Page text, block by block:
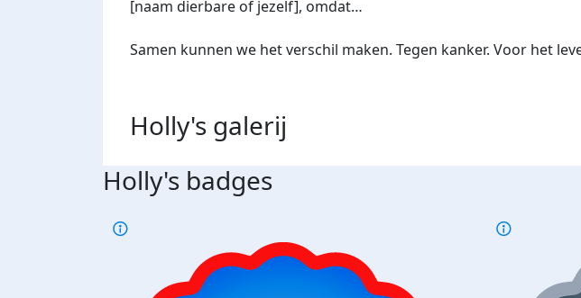
[naam dierbare of jezelf], omdat…
Samen kunnen we het verschil maken. Tegen kanker. Voor het
Holly's galerij
Holly's badges